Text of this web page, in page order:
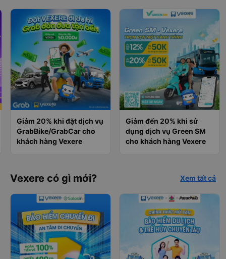
Giảm 20% khi đặt dịch vụ
GrabBike/GrabCar cho
khách hàng Vexere
Giảm đến 20% khi sử
dụng dịch vụ Green SM
cho khách hàng Vexere
Vexere có gì mới? Xem tất cả